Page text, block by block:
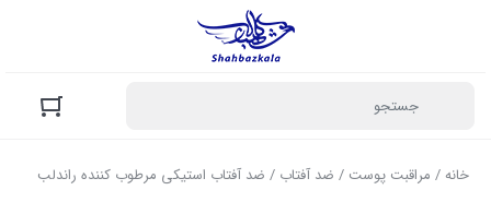
خانه/ مراقبت پوست / ضد آفتاب / ضد آفتاب استیکی مرطوب کننده راندلب